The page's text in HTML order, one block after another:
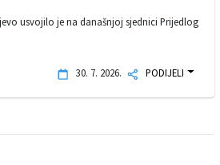
usvojilo je na današnjoj sjednici Prijedlog
30. 7. 2026. PODIJELI